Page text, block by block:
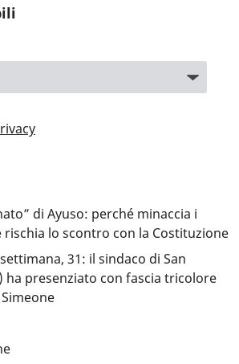
di Ayuso: perché minaccia i
lo scontro con la Costituzione
31: il sindaco di San
ha presenziato con fascia tricolore